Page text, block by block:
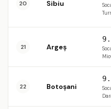
20 Sibiu
21 Argeș
22 Botoșani